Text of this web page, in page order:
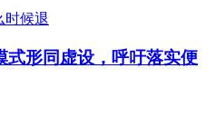
式形同虚设，呼吁落实便